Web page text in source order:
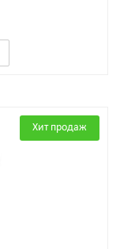
Хит продаж